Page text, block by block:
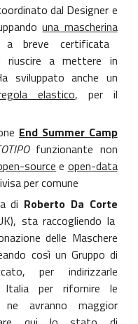
dal Designer e
una mascherina
a breve certificata
a mettere in
sviluppato anche un
elastico, per il
End Summer Camp
funzionante non
source e open-data
per comune
di Roberto Da Corte
sta raccogliendo la
delle Maschere
così un Gruppo di
per indirizzarle
Italia per rifornire le
ne avranno maggior